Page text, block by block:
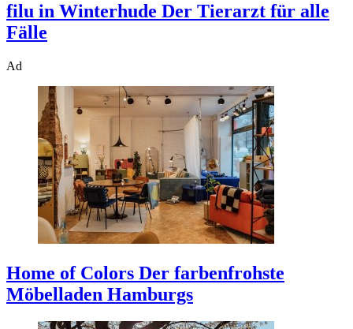
filu in Winterhude Der Tierarzt für alle
Fälle
Ad
Home of Colors Der farbenfrohste
Möbelladen Hamburgs